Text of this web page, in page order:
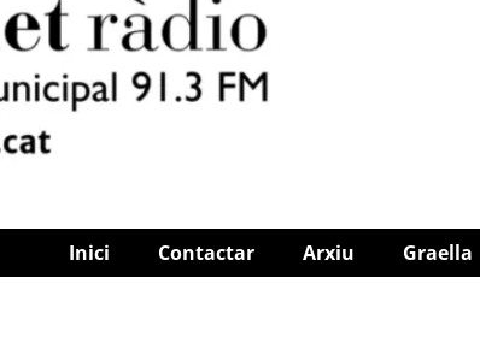
Inici Contactar Arxiu Graella